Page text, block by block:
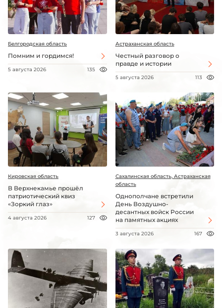
Белгородская область
Помним и гордимся!
5 августа 2026 135
Астраханская область
Честный разговор о
правде и истории
5 августа 2026 113
Кировская область
В Верхнекамье прошёл
патриотический квиз
«Зоркий глаз»
4 августа 2026 127
Сахалинская область, Астраханская
область
Однополчане встретили
День Воздушно-
десантных войск России
на памятных акциях
3 августа 2026 167